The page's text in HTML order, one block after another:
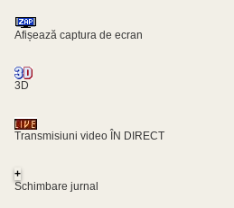
Afișează captura de ecran
3D
Transmisiuni video ÎN DIRECT
+
Schimbare jurnal